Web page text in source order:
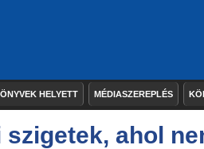
HELYETT MÉDIASZEREPLÉS
ahol